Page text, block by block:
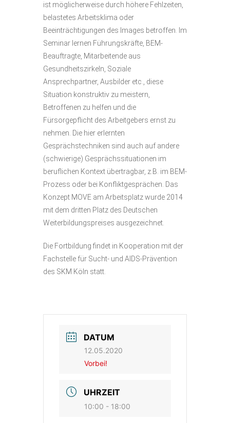
ist möglicherweise durch höhere Fehlzeiten,
belastetes Arbeitsklima oder
Beeinträchtigungen des Images betroffen. Im
Seminar lernen Führungskräfte, BEM-
Beauftragte, Mitarbeitende aus
Gesundheitszirkeln, Soziale
Ansprechpartner, Ausbilder etc., diese
Situation konstruktiv zu meistern,
Betroffenen zu helfen und die
Fürsorgepflicht des Arbeitgebers ernst zu
nehmen. Die hier erlernten
Gesprächstechniken sind auch auf andere
(schwierige) Gesprächssituationen im
beruflichen Kontext übertragbar, z.B. im BEM-
Prozess oder bei Konfliktgesprächen. Das
Konzept MOVE am Arbeitsplatz wurde 2014
mit dem dritten Platz des Deutschen
Weiterbildungspreises ausgezeichnet.
Die Fortbildung findet in Kooperation mit der
Fachstelle für Sucht- und AIDS-Prävention
des SKM Köln statt.
DATUM
12.05.2020
Vorbei!
UHRZEIT
10:00 - 18:00